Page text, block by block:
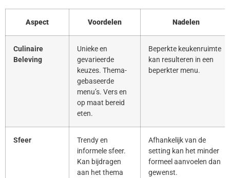
Aspect Voordelen Nadelen
Culinaire
Beleving
Unieke en
gevarieerde
keuzes. Thema-
gebaseerde
menu’s. Vers en
op maat bereid
eten.
Beperkte keukenruimte
kan resulteren in een
beperkter menu.
Sfeer
Trendy en
informele sfeer.
Kan bijdragen
aan het thema
Afhankelijk van de
setting kan het minder
formeel aanvoelen dan
gewenst.